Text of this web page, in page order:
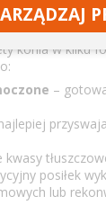
lnianego
konia w kilku
–
posiłek
lub